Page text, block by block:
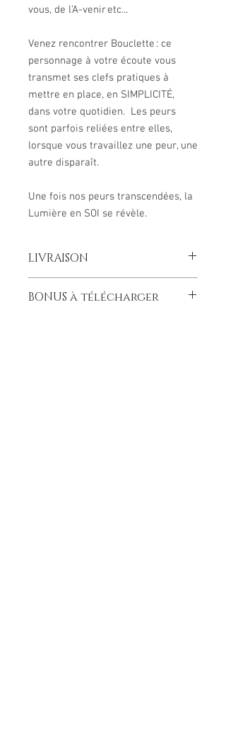
vous, de l’A-venir etc...
Venez rencontrer Bouclette : ce
personnage à votre écoute vous
transmet ses clefs pratiques à
mettre en place, en SIMPLICITÉ,
dans votre quotidien. Les peurs
sont parfois reliées entre elles,
lorsque vous travaillez une peur, une
autre disparaît.
Une fois nos peurs transcendées, la
Lumière en SOI se révèle.
LIVRAISON
ZEN de Paris qui se déroule
BONUS à télécharger